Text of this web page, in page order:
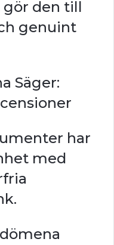
den till
genuint
Säger:
har
med